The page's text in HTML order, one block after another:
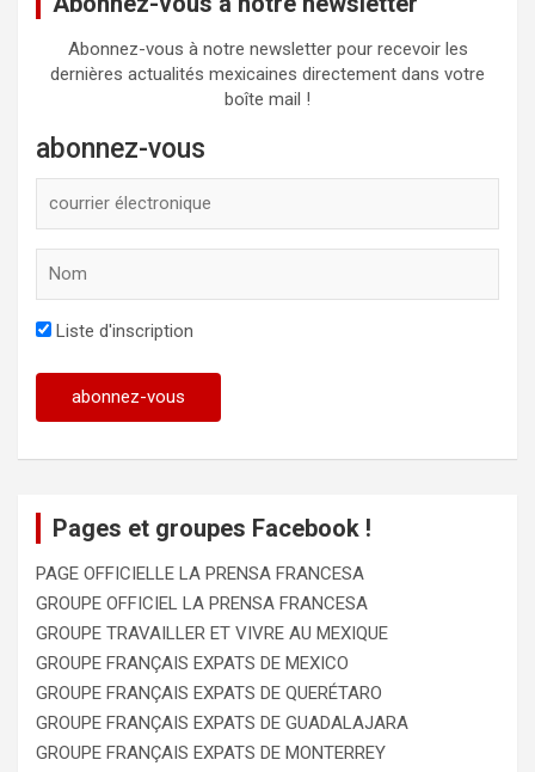
Abonnez-vous à notre newsletter pour recevoir les
dernières actualités mexicaines directement dans votre
boîte mail !
abonnez-vous
Liste d'inscription
Pages et groupes Facebook !
PAGE OFFICIELLE LA PRENSA FRANCESA
GROUPE OFFICIEL LA PRENSA FRANCESA
GROUPE TRAVAILLER ET VIVRE AU MEXIQUE
GROUPE FRANÇAIS EXPATS DE MEXICO
GROUPE FRANÇAIS EXPATS DE QUERÉTARO
GROUPE FRANÇAIS EXPATS DE GUADALAJARA
GROUPE FRANÇAIS EXPATS DE MONTERREY